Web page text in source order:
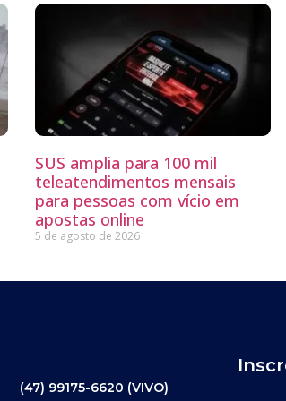
SUS amplia para 100 mil
teleatendimentos mensais
para pessoas com vício em
apostas online
5 de agosto de 2026
(47) 99175-6620 (VIVO)